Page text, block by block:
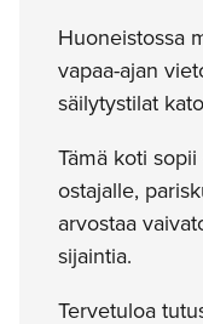
Huoneistossa
vapaa-ajan
säilytystilat
Tämä koti
ostajalle,
arvostaa
sijaintia.
Tervetuloa